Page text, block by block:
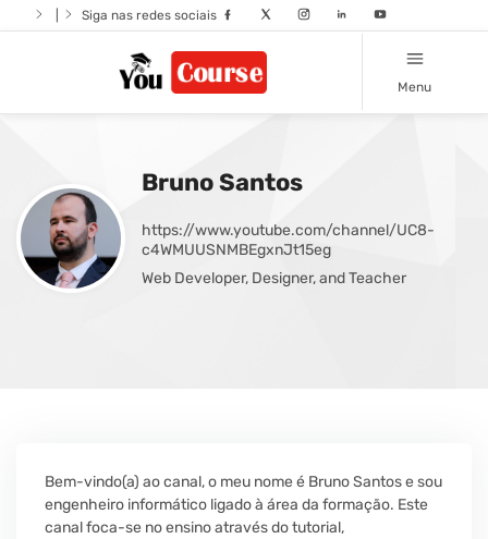
Siga nas redes sociais
Menu
Bruno Santos
https://www.youtube.com/channel/UC8-
c4WMUUSNMBEgxnJt15eg
Web Developer, Designer, and Teacher
Bem-vindo(a) ao canal, o meu nome é Bruno Santos e sou
engenheiro informático ligado à área da formação. Este
canal foca-se no ensino através do tutorial,